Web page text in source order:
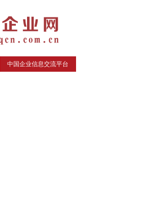
中国企业信息交流平台